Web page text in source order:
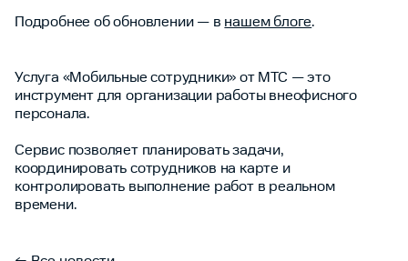
Подробнее об обновлении — в нашем блоге.
Услуга «Мобильные сотрудники» от МТС — это
инструмент для организации работы внеофисного
персонала.
Сервис позволяет планировать задачи,
координировать сотрудников на карте и
контролировать выполнение работ в реальном
времени.